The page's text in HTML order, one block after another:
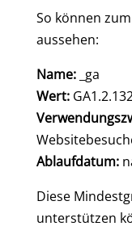
So können
aussehen:
Name:_ga
Wert:
Ablaufdatum:
Diese
unterstützen